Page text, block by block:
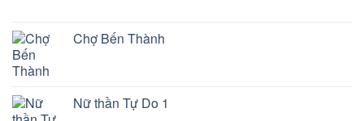
Chợ Bến Thành
Nữ thần Tự Do 1